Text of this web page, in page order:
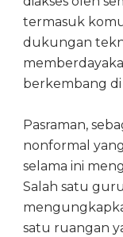
termasuk
dukungan
berkembang di
Pasraman,
nonformal
selama ini
Salah satu
satu ruangan